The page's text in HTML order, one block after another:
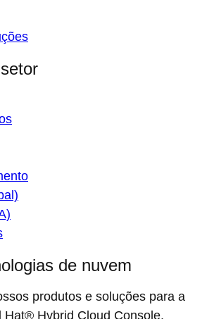
de nuvem
produtos e soluções para a
Hat® Hybrid Cloud Console.